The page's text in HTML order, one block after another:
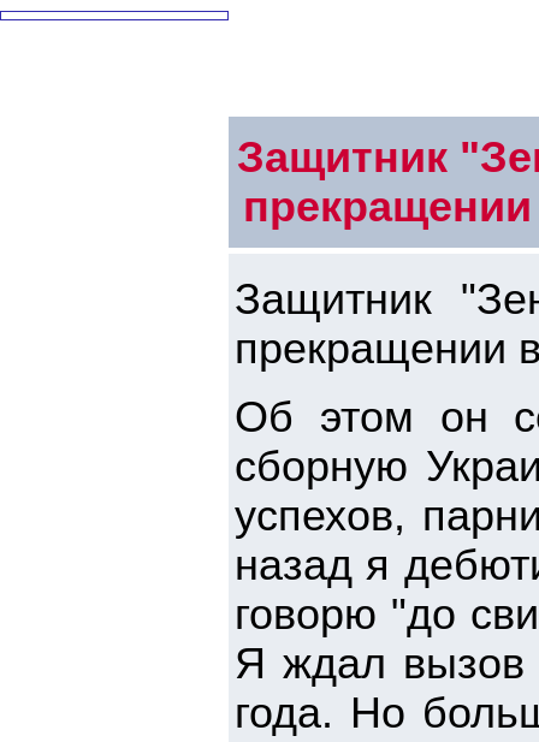
Защитник
Защитник
прекращении
Об этом он
сборную
успехов,
назад я
говорю "до
Я ждал вызов
года. Но